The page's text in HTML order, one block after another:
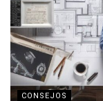
CONSEJOS